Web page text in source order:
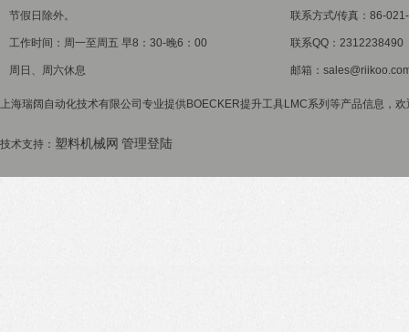
节假日除外。
工作时间：周一至周五 早8：30-晚6：00
周日、周六休息
联系方式/传真：86-
联系QQ：2312238490
邮箱：
上海瑞阔自动化技术有限公司专业提供BOECKER提升工具LMC系列等产品信息，
技术支持： 塑料机械网 管理登陆